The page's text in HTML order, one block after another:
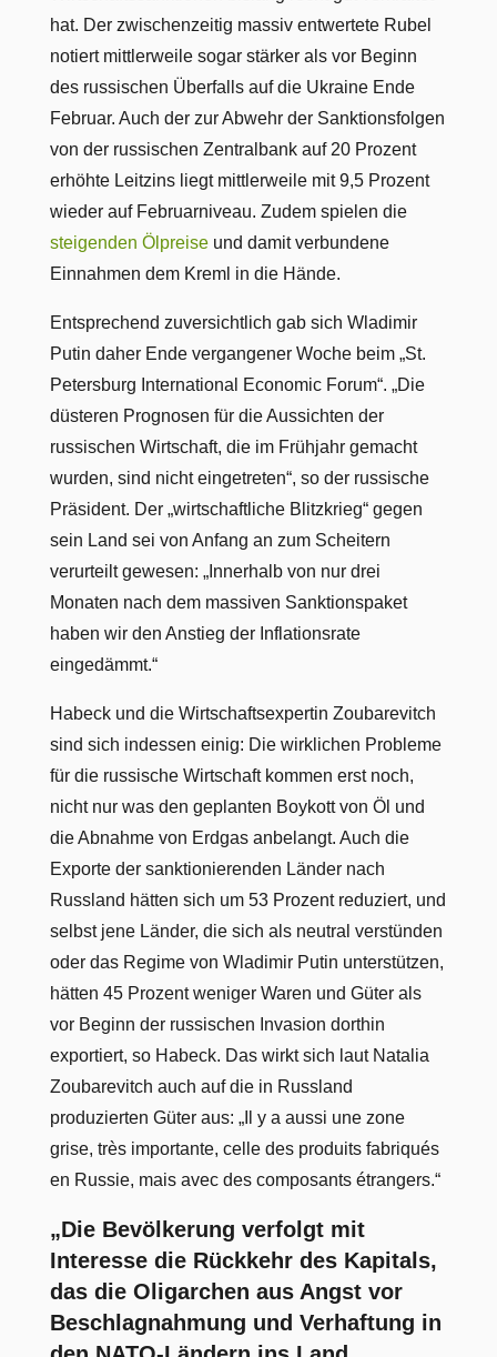
hat. Der zwischenzeitig massiv entwertete Rubel
notiert mittlerweile sogar stärker als vor Beginn
des russischen Überfalls auf die Ukraine Ende
Februar. Auch der zur Abwehr der Sanktionsfolgen
von der russischen Zentralbank auf 20 Prozent
erhöhte Leitzins liegt mittlerweile mit 9,5 Prozent
wieder auf Februarniveau. Zudem spielen die
steigenden Ölpreiseund damit verbundene
Einnahmen dem Kreml in die Hände.
Entsprechend zuversichtlich gab sich Wladimir
Putin daher Ende vergangener Woche beim „St.
Petersburg International Economic Forum“. „Die
düsteren Prognosen für die Aussichten der
russischen Wirtschaft, die im Frühjahr gemacht
wurden, sind nicht eingetreten“, so der russische
Präsident. Der „wirtschaftliche Blitzkrieg“ gegen
sein Land sei von Anfang an zum Scheitern
verurteilt gewesen: „Innerhalb von nur drei
Monaten nach dem massiven Sanktionspaket
haben wir den Anstieg der Inflationsrate
eingedämmt.“
Habeck und die Wirtschaftsexpertin Zoubarevitch
sind sich indessen einig: Die wirklichen Probleme
für die russische Wirtschaft kommen erst noch,
nicht nur was den geplanten Boykott von Öl und
die Abnahme von Erdgas anbelangt. Auch die
Exporte der sanktionierenden Länder nach
Russland hätten sich um 53 Prozent reduziert, und
selbst jene Länder, die sich als neutral verstünden
oder das Regime von Wladimir Putin unterstützen,
hätten 45 Prozent weniger Waren und Güter als
vor Beginn der russischen Invasion dorthin
exportiert, so Habeck. Das wirkt sich laut Natalia
Zoubarevitch auch auf die in Russland
produzierten Güter aus: „Il y a aussi une zone
grise, très importante, celle des produits fabriqués
en Russie, mais avec des composants étrangers.“
„Die Bevölkerung verfolgt mit
Interesse die Rückkehr des Kapitals,
das die Oligarchen aus Angst vor
Beschlagnahmung und Verhaftung in